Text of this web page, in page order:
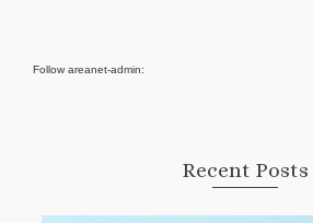
Follow areanet-admin:
Recent Posts